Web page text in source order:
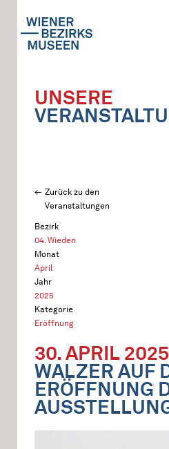
UNSERE
Zurück zu den
Veranstaltungen
Bezirk
04. Wieden
Monat
April
Jahr
2025
Kategorie
Eröffnung
30. APRIL 2025
WALZER AUF
ERÖFFNUNG